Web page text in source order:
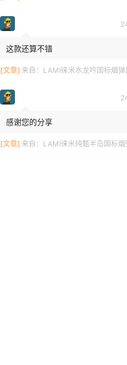
这款还算不错
[文章] 来自： LAMI徕米水龙吟国标烟弹
感谢您的分享
[文章] 来自： LAMI徕米纯甄半岛国标烟